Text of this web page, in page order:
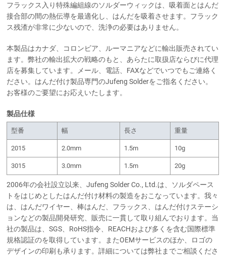
フラックス入り特殊編組線のソルダーウィックは、吸着面とはんだ
接合部の間の熱伝導を最適化し、はんだを吸着させます。フラック
ス残渣が非常に少ないので、洗浄の必要はありません。
本製品はカナダ、コロンビア、ルーマニアなどに輸出販売されてい
ます。弊社の輸出拡大の戦略のもと、あらたに取扱店ならびに代理
店を募集しています。メール、電話、FAXなどでいつでもご連絡く
ださい。はんだ付け製品専門のJufeng Solderをご指名ください。
お客様のご要望にお応えいたします。
製品仕様
型番 幅 長さ 重量
2015 2.0mm 1.5m 10g
3015 3.0mm 1.5m 20g
2006年の会社設立以来、Jufeng Solder Co., Ltd.は、ソルダペース
トをはじめとしたはんだ付け材料の製造をおこなっています。我々
は、はんだワイヤー、棒はんだ、フラックス、はんだ付けステーシ
ョンなどの製品開発研究、販売に一貫して取り組んでおります。当
社の製品は、SGS、RoHS指令、REACHおよび多くを含む国際標準
規格認証のを取得しています。またOEMサービスのほか、ロゴの
デザインの印刷も承ります。詳細については弊社までご相談くださ